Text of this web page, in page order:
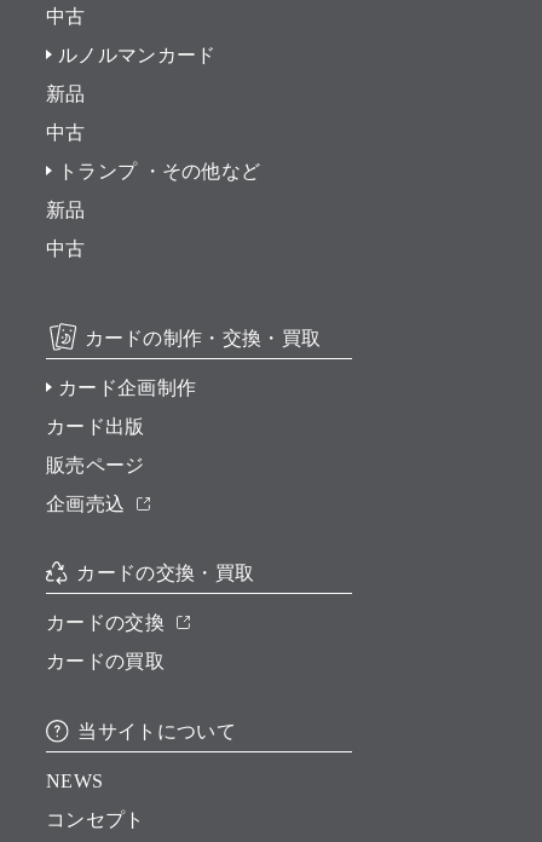
中古
ルノルマンカード
新品
中古
トランプ ・その他など
新品
中古
カードの制作・交換・買取
カード企画制作
カード出版
販売ページ
企画売込
カードの交換・買取
カードの交換
カードの買取
当サイトについて
NEWS
コンセプト